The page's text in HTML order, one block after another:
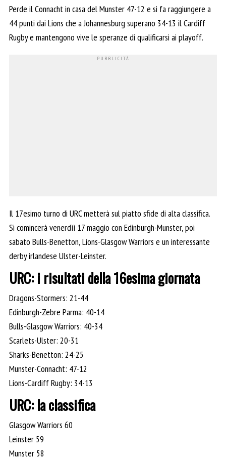
Perde il Connacht in casa del Munster 47-12 e si fa raggiungere a
44 punti dai Lions che a Johannesburg superano 34-13 il Cardiff
Rugby e mantengono vive le speranze di qualificarsi ai playoff.
Il 17esimo turno di URC metterà sul piatto sfide di alta classifica.
Si comincerà venerdìì 17 maggio con Edinburgh-Munster, poi
sabato Bulls-Benetton, Lions-Glasgow Warriors e un interessante
derby irlandese Ulster-Leinster.
URC: i risultati della 16esima giornata
Dragons-Stormers: 21-44
Edinburgh-Zebre Parma: 40-14
Bulls-Glasgow Warriors: 40-34
Scarlets-Ulster: 20-31
Sharks-Benetton: 24-25
Munster-Connacht: 47-12
Lions-Cardiff Rugby: 34-13
URC: la classifica
Glasgow Warriors 60
Leinster 59
Munster 58